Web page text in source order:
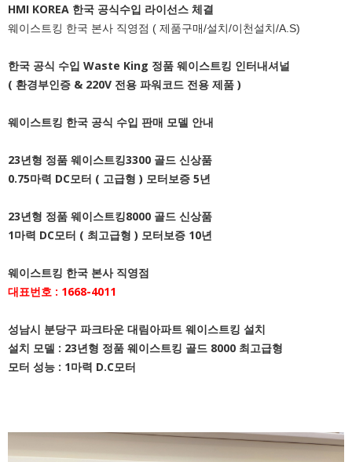
HMI KOREA 한국 공식수입 라이선스 체결
웨이스트킹 한국 본사 직영점 ( 제품구매/설치/이천설치/A.S)
한국 공식 수입 Waste King 정품 웨이스트킹 인터내셔널
( 환경부인증 & 220V 전용 파워코드 전용 제품 )
웨이스트킹 한국 공식 수입 판매 모델 안내
23년형 정품 웨이스트킹3300 골드 신상품
0.75마력 DC모터 ( 고급형 ) 모터보증 5년
23년형 정품 웨이스트킹8000 골드 신상품
1마력 DC모터 ( 최고급형 ) 모터보증 10년
웨이스트킹 한국 본사 직영점
대표번호 : 1668-4011
성남시 분당구 파크타운 대림아파트 웨이스트킹 설치
설치 모델 : 23년형 정품 웨이스트킹 골드 8000 최고급형
모터 성능 : 1마력 D.C모터